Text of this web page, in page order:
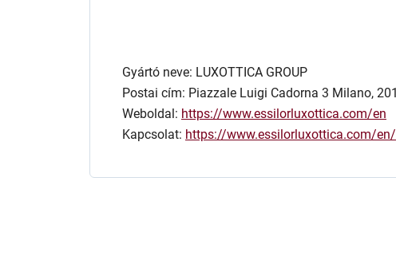
Gyártó neve: LUXOTTICA GROUP
Postai cím: Piazzale Luigi Cadorna 3 Milano,
Weboldal: https://www.essilorluxottica.com/en
Kapcsolat: https://www.essilorluxottica.com/